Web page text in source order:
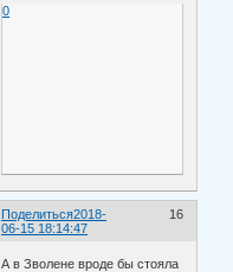
0
Поделиться 16
2018-
06-15 18:14:47
А в Зволене вроде бы стояла